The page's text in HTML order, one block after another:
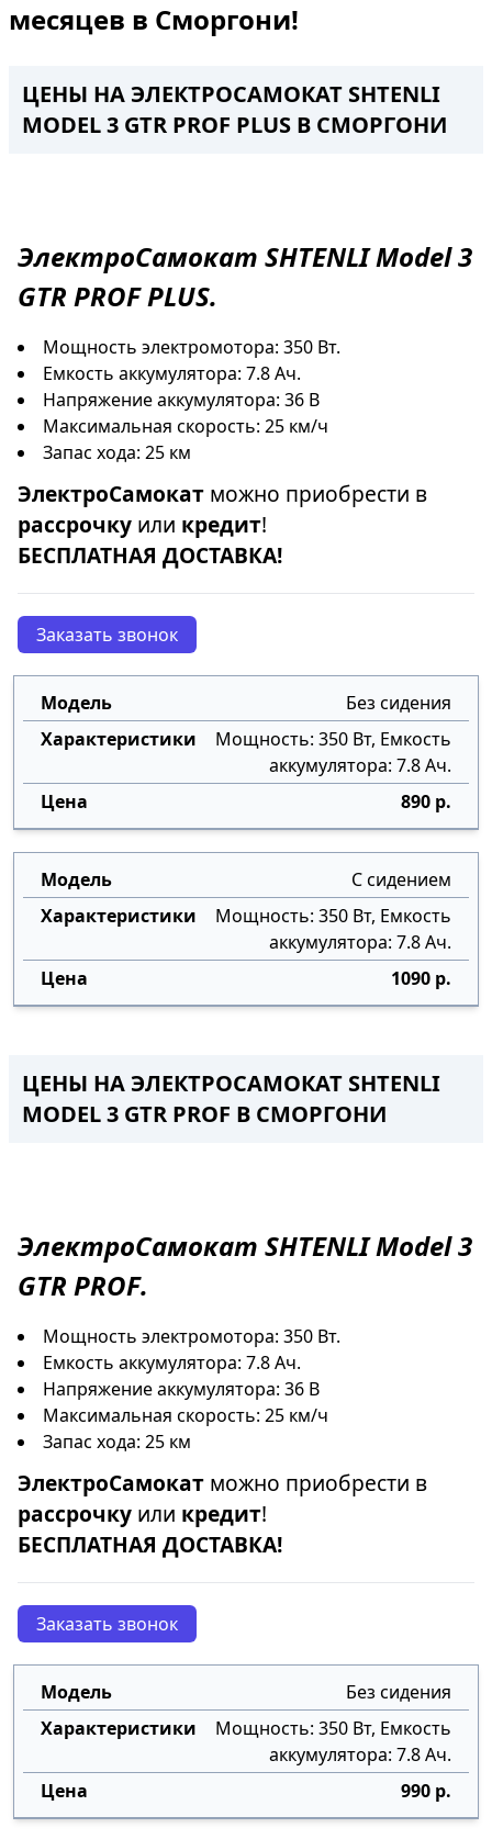
месяцев в Сморгони!
ЦЕНЫ НА ЭЛЕКТРОСАМОКАТ SHTENLI
MODEL 3 GTR PROF PLUS В СМОРГОНИ
ЭлектроСамокат SHTENLI Model 3
GTR PROF PLUS.
Мощность электромотора: 350 Вт.
Емкость аккумулятора: 7.8 Ач.
Напряжение аккумулятора: 36 В
Максимальная скорость: 25 км/ч
Запас хода: 25 км
ЭлектроСамокат можно приобрести в
рассрочку или кредит!
БЕСПЛАТНАЯ ДОСТАВКА!
Заказать звонок
Без сидения
Мощность: 350 Вт, Емкость
аккумулятора: 7.8 Ач.
890 р.
С сидением
Мощность: 350 Вт, Емкость
аккумулятора: 7.8 Ач.
1090 р.
ЦЕНЫ НА ЭЛЕКТРОСАМОКАТ SHTENLI
MODEL 3 GTR PROF В СМОРГОНИ
ЭлектроСамокат SHTENLI Model 3
GTR PROF.
Мощность электромотора: 350 Вт.
Емкость аккумулятора: 7.8 Ач.
Напряжение аккумулятора: 36 В
Максимальная скорость: 25 км/ч
Запас хода: 25 км
ЭлектроСамокат можно приобрести в
рассрочку или кредит!
БЕСПЛАТНАЯ ДОСТАВКА!
Заказать звонок
Без сидения
Мощность: 350 Вт, Емкость
аккумулятора: 7.8 Ач.
990 р.